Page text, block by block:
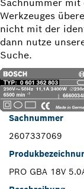
Sachnummer mit
Werkzeuges
nicht mit der
dann nutze
Suche.
Sachnummer
2607337069
PRO GBA 18V